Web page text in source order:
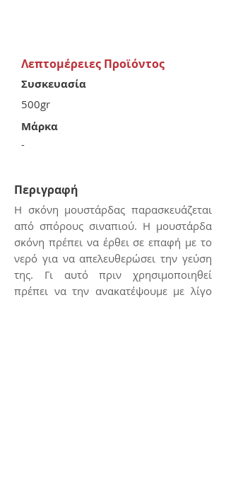
Λεπτομέρειες Προϊόντος
Συσκευασία
500gr
Μάρκα
-
Περιγραφή
Η σκόνη μουστάρδας παρασκευάζεται
από σπόρους σιναπιού. Η μουστάρδα
σκόνη πρέπει να έρθει σε επαφή με το
νερό για να απελευθερώσει την γεύση
της. Γι αυτό πριν χρησιμοποιηθεί
πρέπει να την ανακατέψουμε με λίγο